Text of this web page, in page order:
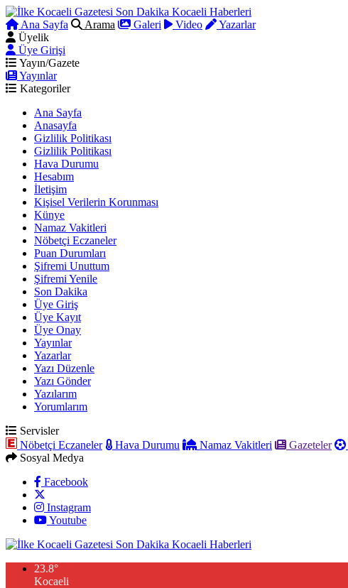
Ana Sayfa Arama Galeri Video
Yazarlar
Üyelik
Üye Girişi
Yayın/Gazete
Yayınlar
Kategoriler
Ana Sayfa
Anasayfa
Gizlilik Politikası
Gizlilik Politikası
Hava Durumu
Hesabım
İletişim
Kişisel Verilerin Korunması
Künye
Namaz Vakitleri
Nöbetçi Eczaneler
Puan Durumları
Şifremi Unuttum
Şifremi Yenile
Son Dakika
Üye Giriş
Üye Kayıt
Üye Onay
Yayınlar
Yazarlar
Yazı Düzenle
Yazı Gönder
Yazılarım
Yorumlarım
Servisler
Nöbetçi Eczaneler
Hava Durumu Namaz Vakitleri Gazeteler
Sosyal Medya
Facebook
Instagram
Youtube
23.8°
Kocaeli